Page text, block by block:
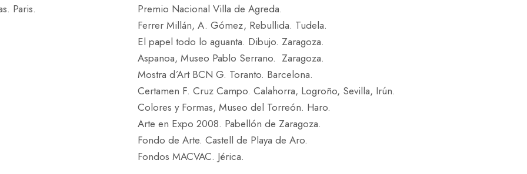
Paris.
Premio Nacional Villa de Agreda.
Ferrer Millán, A. Gómez, Rebullida. Tudela.
El papel todo lo aguanta. Dibujo. Zaragoza.
Aspanoa, Museo Pablo Serrano. Zaragoza.
Mostra d´Art BCN G. Toranto. Barcelona.
Certamen F. Cruz Campo. Calahorra, Logroño, Sevilla, Irún.
Colores y Formas, Museo del Torreón. Haro.
Arte en Expo 2008. Pabellón de Zaragoza.
Fondo de Arte. Castell de Playa de Aro.
Fondos MACVAC. Jérica.